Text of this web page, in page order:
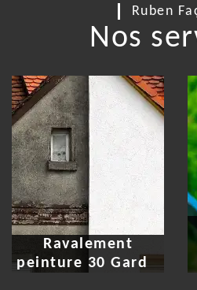
Ruben
Nos
Ravalement
peinture 30 Gard